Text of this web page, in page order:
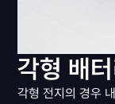
각형 배
각형 전지의 경우